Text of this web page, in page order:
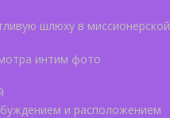
шлюху в
интим фото
и расположением